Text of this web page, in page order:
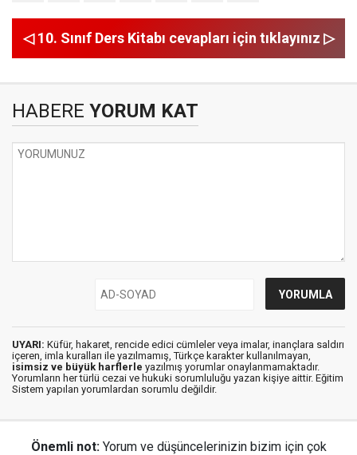
◁ 10. Sınıf Ders Kitabı cevapları için tıklayınız ▷
HABERE YORUM KAT
UYARI: Küfür, hakaret, rencide edici cümleler veya imalar, inançlara saldırı
içeren, imla kuralları ile yazılmamış, Türkçe karakter kullanılmayan,
isimsiz ve büyük harflerle yazılmış yorumlar onaylanmamaktadır.
Yorumların her türlü cezai ve hukuki sorumluluğu yazan kişiye aittir. Eğitim
Sistem yapılan yorumlardan sorumlu değildir.
Önemli not: Yorum ve düşüncelerinizin bizim için çok